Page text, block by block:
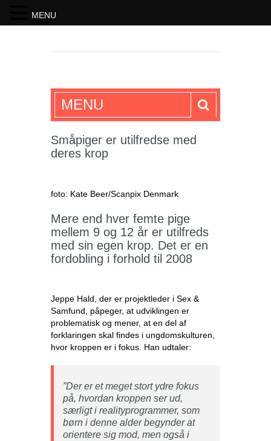
SKRIFTEN
MENU
Småpiger er utilfredse med
deres krop
foto: Kate Beer/Scanpix Denmark
Mere end hver femte pige
mellem 9 og 12 år er utilfreds
med sin egen krop. Det er en
fordobling i forhold til 2008
Jeppe Hald, der er projektleder i Sex &
Samfund, påpeger, at udviklingen er
problematisk og mener, at en del af
forklaringen skal findes i ungdomskulturen,
hvor kroppen er i fokus. Han udtaler:
”Der er et meget stort ydre fokus
på, hvordan kroppen ser ud,
særligt i realityprogrammer, som
børn i denne alder begynder at
orientere sig mod, men også i
MENU